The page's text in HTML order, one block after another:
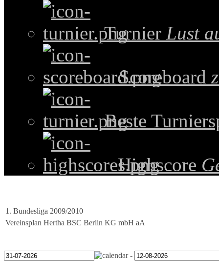
Turnier Lust
Scoreboard
Beste
Highscore
1. Bundesliga 2009/2010
Vereinsplan Hertha BSC Berlin KG mbH aA
-